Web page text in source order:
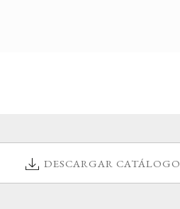
DESCARGAR CATÁLOGO